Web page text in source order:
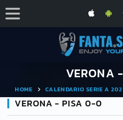
VERONA
HOME CALENDARIO SERIE A
VERONA - PISA 0-0